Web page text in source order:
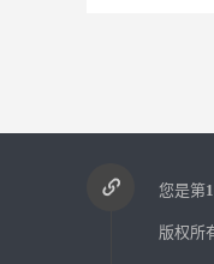
您是第
版权所